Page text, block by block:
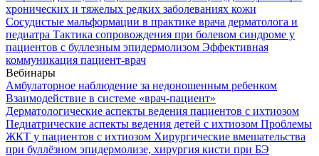
хронических и тяжелых редких заболеваниях кожи
Сосудистые мальформации в практике врача дерматолога и
педиатра Тактика сопровождения при болевом синдроме у
пациентов с буллезным эпидермолизом Эффективная
коммуникация пациент-врач
Вебинары
Амбулаторное наблюдение за недоношенным ребенком
Взаимодействие в системе «врач-пациент»
Дерматологические аспекты ведения пациентов с ихтиозом
Педиатрические аспекты ведения детей с ихтиозом Проблемы
ЖКТ у пациентов с ихтиозом Хирургические вмешательства
при буллёзном эпидермолизе, хирургия кисти при БЭ